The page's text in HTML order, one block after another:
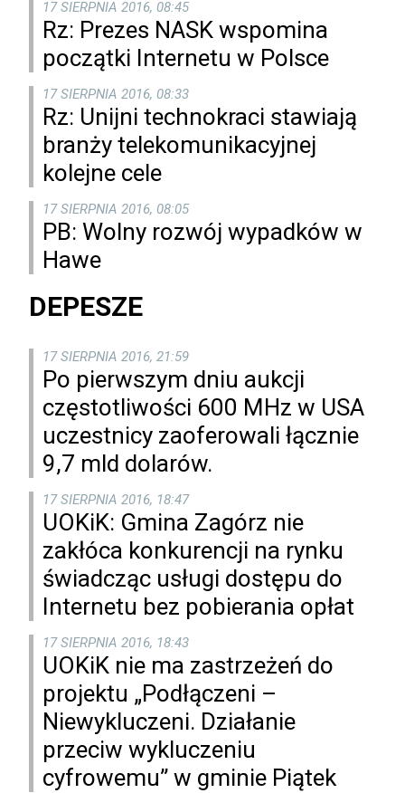
17 SIERPNIA 2016, 08:45
Rz: Prezes NASK wspomina
początki Internetu w Polsce
17 SIERPNIA 2016, 08:33
Rz: Unijni technokraci stawiają
branży telekomunikacyjnej
kolejne cele
17 SIERPNIA 2016, 08:05
PB: Wolny rozwój wypadków w
Hawe
DEPESZE
17 SIERPNIA 2016, 21:59
Po pierwszym dniu aukcji
częstotliwości 600 MHz w USA
uczestnicy zaoferowali łącznie
9,7 mld dolarów.
17 SIERPNIA 2016, 18:47
UOKiK: Gmina Zagórz nie
zakłóca konkurencji na rynku
świadcząc usługi dostępu do
Internetu bez pobierania opłat
17 SIERPNIA 2016, 18:43
UOKiK nie ma zastrzeżeń do
projektu „Podłączeni –
Niewykluczeni. Działanie
przeciw wykluczeniu
cyfrowemu” w gminie Piątek